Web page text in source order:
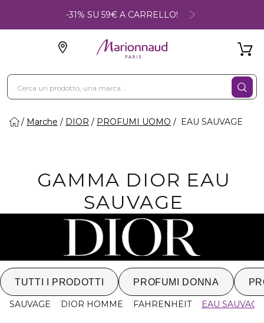
-31% SU 59€ A CARRELLO!
Marche DIOR PROFUMI UOMO EAU SAUVAGE
GAMMA DIOR EAU
SAUVAGE
TUTTI I PRODOTTI PROFUMI DONNA
SAUVAGE DIOR HOMME FAHRENHEIT EAU SAUVAGE